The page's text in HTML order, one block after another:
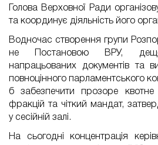
Голова Верховної Ради
та координує діяльність його
Водночас створення групи
не Постановою ВРУ,
напрацьованих документів та
повноцінного парламентського
б забезпечити прозоре квотне
фракцій та чіткий мандат,
у сесійній залі.
На сьогодні концентрація